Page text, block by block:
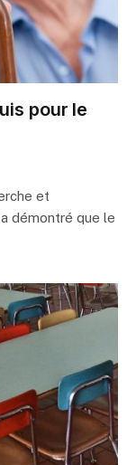
pour le
et
démontré que le